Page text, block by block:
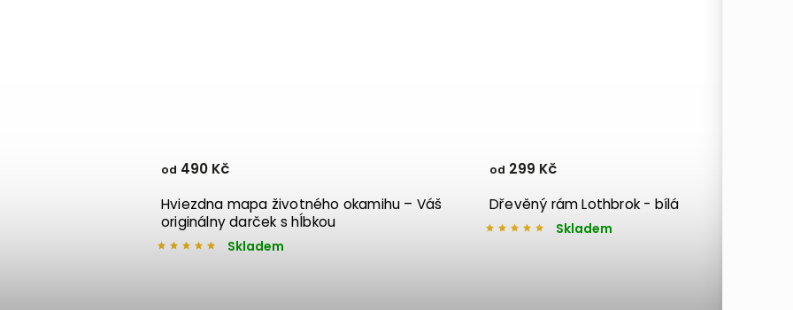
Hviezdna mapa životného okamihu – Váš
originálny darček s hĺbkou
Skladem
od 490 Kč
Dřevěný rám Lothbrok - bílá
Skladem
od 299 Kč